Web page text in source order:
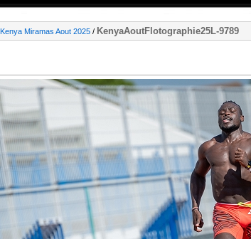
Kenya Miramas Aout 2025 / KenyaAoutFlotographie25L-9789